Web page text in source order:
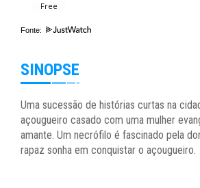
Fonte:
SINOPSE
Uma sucessão de histórias curtas na
açougueiro casado com uma mulher
amante. Um necrófilo é fascinado pela
rapaz sonha em conquistar o açougueiro.